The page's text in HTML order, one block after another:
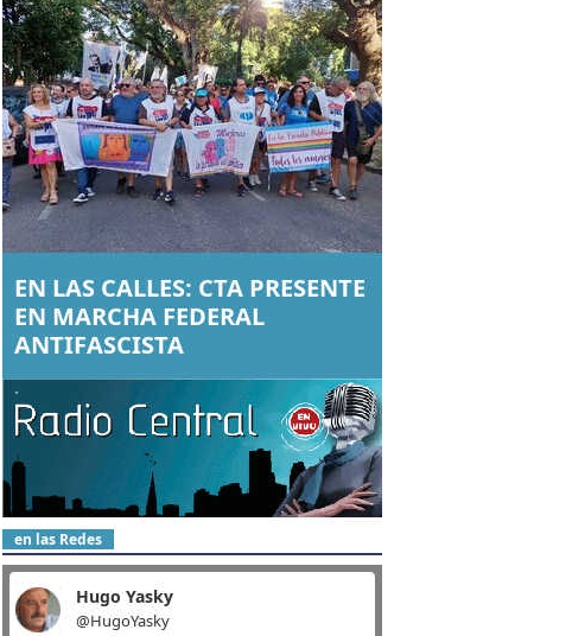
EN LAS CALLES: CTA PRESENTE
EN MARCHA FEDERAL
ANTIFASCISTA
en las Redes
Hugo Yasky
@HugoYasky